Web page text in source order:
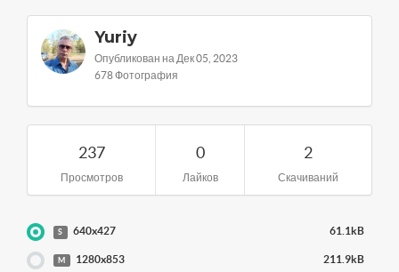
Yuriy
Опубликован на Дек 05, 2023
678 Фотография
237
Просмотров
0
Лайков
2
Скачиваний
S 640x427 61.1kB
M 1280x853 211.9kB